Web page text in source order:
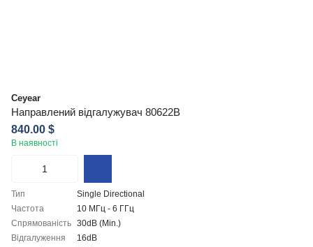
Ceyear
Направлений відгалужувач 80622B
840.00 $
В наявності
Тип
Single Directional
Частота
10 МГц - 6 ГГц
Cпрямованість 30dB (Min.)
Відгалуження
16dB